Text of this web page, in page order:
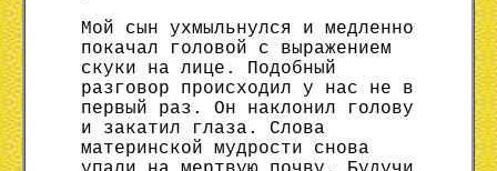
Мой сын ухмыльнулся и медленно
покачал головой с выражением
скуки на лице. Подобный
разговор происходил у нас не в
первый раз. Он наклонил голову
и закатил глаза. Слова
материнской мудрости снова